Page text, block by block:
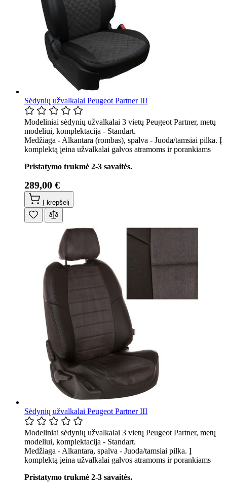
Sėdynių užvalkalai Peugeot Partner III
Modeliniai sėdynių užvalkalai 3 vietų Peugeot Partner, metų
modeliui, komplektacija - Standart.
Medžiaga - Alkantara (rombas), spalva - Juoda/tamsiai pilka. Į
komplektą įeina užvalkalai galvos atramoms ir porankiams
Pristatymo trukmė 2-3 savaitės.
289,00 €
Į krepšelį
Sėdynių užvalkalai Peugeot Partner III
Modeliniai sėdynių užvalkalai 3 vietų Peugeot Partner, metų
modeliui, komplektacija - Standart.
Medžiaga - Alkantara, spalva - Juoda/tamsiai pilka. Į
komplektą įeina užvalkalai galvos atramoms ir porankiams
Pristatymo trukmė 2-3 savaitės.